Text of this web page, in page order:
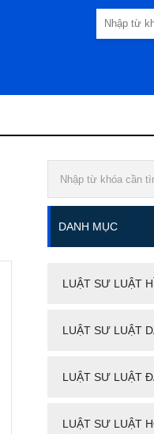
DANH MỤC
LUẬT SƯ LUẬT
LUẬT SƯ LUẬT
LUẬT SƯ LUẬT
LUẬT SƯ LUẬT